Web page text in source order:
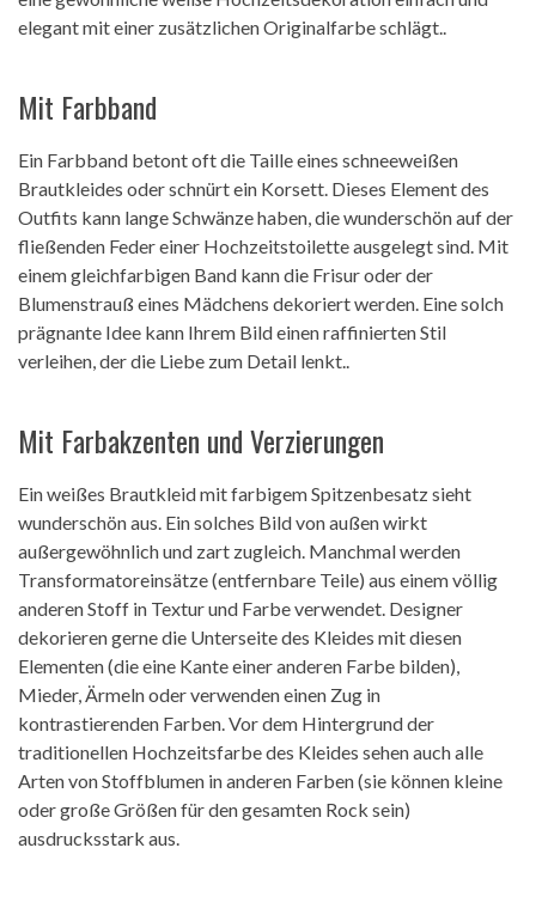
elegant mit einer zusätzlichen Originalfarbe schlägt..
Mit Farbband
Ein Farbband betont oft die Taille eines schneeweißen
Brautkleides oder schnürt ein Korsett. Dieses Element des
Outfits kann lange Schwänze haben, die wunderschön auf der
fließenden Feder einer Hochzeitstoilette ausgelegt sind. Mit
einem gleichfarbigen Band kann die Frisur oder der
Blumenstrauß eines Mädchens dekoriert werden. Eine solch
prägnante Idee kann Ihrem Bild einen raffinierten Stil
verleihen, der die Liebe zum Detail lenkt..
Mit Farbakzenten und Verzierungen
Ein weißes Brautkleid mit farbigem Spitzenbesatz sieht
wunderschön aus. Ein solches Bild von außen wirkt
außergewöhnlich und zart zugleich. Manchmal werden
Transformatoreinsätze (entfernbare Teile) aus einem völlig
anderen Stoff in Textur und Farbe verwendet. Designer
dekorieren gerne die Unterseite des Kleides mit diesen
Elementen (die eine Kante einer anderen Farbe bilden),
Mieder, Ärmeln oder verwenden einen Zug in
kontrastierenden Farben. Vor dem Hintergrund der
traditionellen Hochzeitsfarbe des Kleides sehen auch alle
Arten von Stoffblumen in anderen Farben (sie können kleine
oder große Größen für den gesamten Rock sein)
ausdrucksstark aus.